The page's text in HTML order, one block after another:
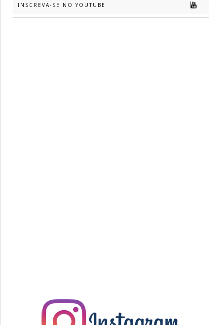
INSCREVA-SE NO YOUTUBE